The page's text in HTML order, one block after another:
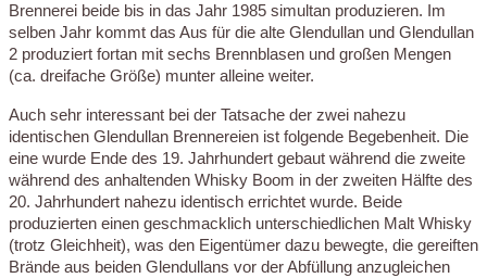
Brennerei beide bis in das Jahr 1985 simultan produzieren. Im
selben Jahr kommt das Aus für die alte Glendullan und Glendullan
2 produziert fortan mit sechs Brennblasen und großen Mengen
(ca. dreifache Größe) munter alleine weiter.
Auch sehr interessant bei der Tatsache der zwei nahezu
identischen Glendullan Brennereien ist folgende Begebenheit. Die
eine wurde Ende des 19. Jahrhundert gebaut während die zweite
während des anhaltenden Whisky Boom in der zweiten Hälfte des
20. Jahrhundert nahezu identisch errichtet wurde. Beide
produzierten einen geschmacklich unterschiedlichen Malt Whisky
(trotz Gleichheit), was den Eigentümer dazu bewegte, die gereiften
Brände aus beiden Glendullans vor der Abfüllung anzugleichen